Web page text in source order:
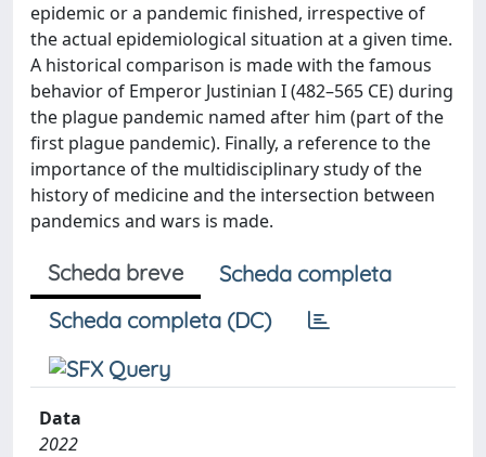
epidemic or a pandemic finished, irrespective of
the actual epidemiological situation at a given time.
A historical comparison is made with the famous
behavior of Emperor Justinian I (482–565 CE) during
the plague pandemic named after him (part of the
first plague pandemic). Finally, a reference to the
importance of the multidisciplinary study of the
history of medicine and the intersection between
pandemics and wars is made.
Scheda breve
Scheda completa
Scheda completa (DC)
Data
2022